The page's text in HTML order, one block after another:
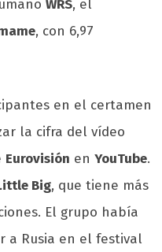
WRS, el
, con 6,97
en el certamen
la cifra del vídeo
Eurovisión en YouTube.
Big, que tiene más
El grupo había
a Rusia en el festival